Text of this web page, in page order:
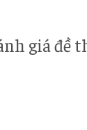
giá đề